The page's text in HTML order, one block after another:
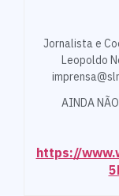
Jornalista e
Leopoldo
AINDA
https://